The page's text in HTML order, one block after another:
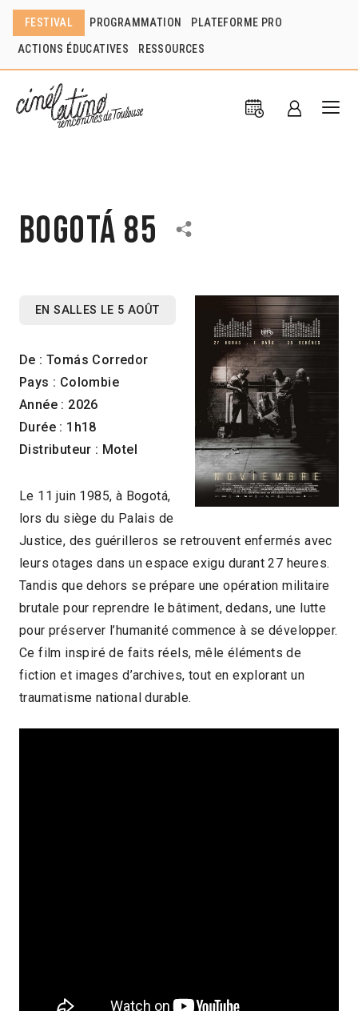
FESTIVAL PROGRAMMATION PLATEFORME PRO
ACTIONS ÉDUCATIVES RESSOURCES
Bogotá 85
EN SALLES LE 5 AOÛT
De : Tomás Corredor
Pays : Colombie
Année : 2026
Durée : 1h18
Distributeur : Motel
Le 11 juin 1985, à Bogotá,
lors du siège du Palais de
Justice, des guérilleros se retrouvent enfermés avec
leurs otages dans un espace exigu durant 27 heures.
Tandis que dehors se prépare une opération militaire
brutale pour reprendre le bâtiment, dedans, une lutte
pour préserver l’humanité commence à se développer.
Ce film inspiré de faits réels, mêle éléments de
fiction et images d’archives, tout en explorant un
traumatisme national durable.